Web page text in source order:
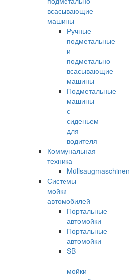
всасывающие
машины
Ручные
подметальные
и
подметально-
всасывающие
машины
Подметальные
машины
с
сиденьем
для
водителя
Коммунальная
техника
Müllsaugmaschinen
Системы
мойки
автомобилей
Портальные
автомойки
Портальные
автомойки
SB
-
мойки